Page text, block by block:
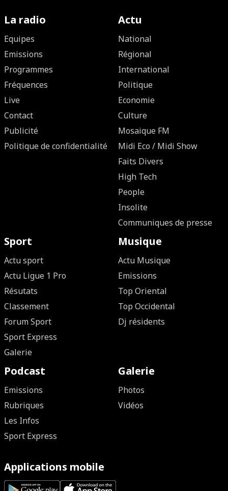
La radio
Equipes
Emissions
Programmes
Fréquences
Live
Contact
Publicité
Politique de confidentialité
Actu
National
Régional
International
Politique
Economie
Culture
Mosaique FM
Midi Eco / Midi Show
Faits Divers
High Tech
People
Insolite
Communiques de presse
Sport
Actu sport
Actu Ligue 1 Pro
Résutats
Classement
Forum Sport
Sport Express
Galerie
Musique
Actu Musique
Emissions
Top Oriental
Top Occidental
Dj résidents
Podcast
Emissions
Rubriques
Les Infos
Sport Express
Galerie
Photos
Vidéos
Applications mobile